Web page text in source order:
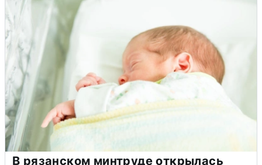
В рязанском минтруде открылась